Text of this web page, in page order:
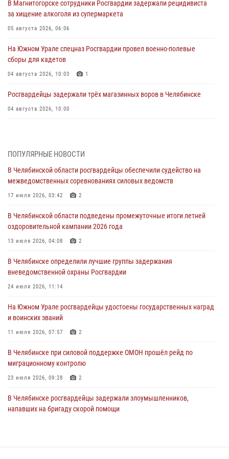
В Магнитогорске сотрудники Росгвардии задержали рецидивиста
за хищение алкоголя из супермаркета
05 августа 2026, 06:06
На Южном Урале спецназ Росгвардии провел военно-полевые
сборы для кадетов
04 августа 2026, 10:03 1
Росгвардейцы задержали трёх магазинных воров в Челябинске
04 августа 2026, 10:00
03 августа 2026, 11:41
В Челябинской области росгвардейцами по горячим следам
задержан подозреваемый в грабеже
03 августа 2026, 11:25
Росгвардейцы обеспечили безопасность празднования Дня ВДВ на
Южном Урале
03 августа 2026, 09:22
Авиация Росгвардии совершила более 250 санитарных вылетов в
Донецкой Народной Республике
31 июля 2026, 11:33
ПОПУЛЯРНЫЕ НОВОСТИ
В Челябинской области росгвардейцы обеспечили судейство на
межведомственных соревнованиях силовых ведомств
17 июля 2026, 03:42 2
В Челябинской области подведены промежуточные итоги летней
оздоровительной кампании 2026 года
13 июля 2026, 04:08 2
В Челябинске определили лучшие группы задержания
вневедомственной охраны Росгвардии
24 июля 2026, 11:14
На Южном Урале росгвардейцы удостоены государственных наград
и воинских званий
11 июля 2026, 07:57 2
В Челябинске при силовой поддержке ОМОН прошёл рейд по
миграционному контролю
23 июля 2026, 09:28 2
В Челябинске росгвардейцы задержали злоумышленников,
напавших на бригаду скорой помощи